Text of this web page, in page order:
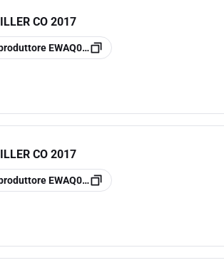
CO 2017
EWAQ006BVP
CO 2017
EWAQ004BVP